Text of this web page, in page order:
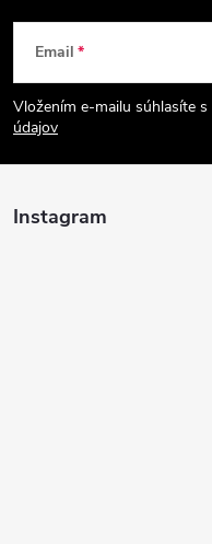
Z
á
p
ä
Email
Vložením e-mailu súhlasíte s
údajov
Instagram